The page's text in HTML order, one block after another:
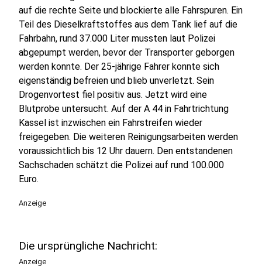
auf die rechte Seite und blockierte alle Fahrspuren. Ein
Teil des Dieselkraftstoffes aus dem Tank lief auf die
Fahrbahn, rund 37.000 Liter mussten laut Polizei
abgepumpt werden, bevor der Transporter geborgen
werden konnte. Der 25-jährige Fahrer konnte sich
eigenständig befreien und blieb unverletzt. Sein
Drogenvortest fiel positiv aus. Jetzt wird eine
Blutprobe untersucht. Auf der A 44 in Fahrtrichtung
Kassel ist inzwischen ein Fahrstreifen wieder
freigegeben. Die weiteren Reinigungsarbeiten werden
voraussichtlich bis 12 Uhr dauern. Den entstandenen
Sachschaden schätzt die Polizei auf rund 100.000
Euro.
Anzeige
Die ursprüngliche Nachricht:
Anzeige